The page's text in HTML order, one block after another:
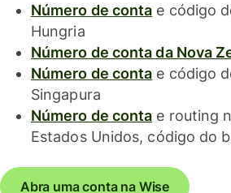
Número de conta e código
Hungria
Número de conta da Nova
Número de conta e código
Singapura
Número de conta e routing
Estados Unidos, código do
Abra uma conta na Wise